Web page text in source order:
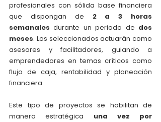
profesionales con sólida base financiera
que dispongan de 2 a 3 horas
semanales durante un periodo de dos
meses. Los seleccionados actuarán como
asesores y facilitadores, guiando a
emprendedores en temas críticos como
flujo de caja, rentabilidad y planeación
financiera.
Este tipo de proyectos se habilitan de
manera estratégica una vez por